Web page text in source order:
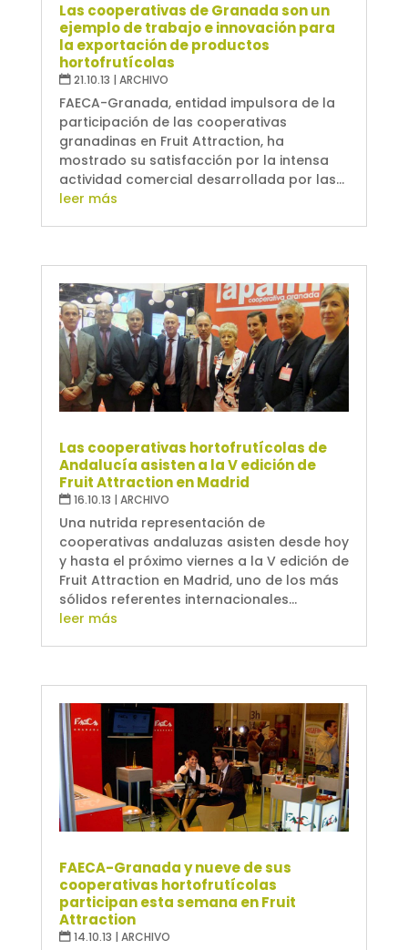
Las cooperativas de Granada son un
ejemplo de trabajo e innovación para
la exportación de productos
hortofrutícolas
21.10.13 | ARCHIVO
FAECA-Granada, entidad impulsora de la
participación de las cooperativas
granadinas en Fruit Attraction, ha
mostrado su satisfacción por la intensa
actividad comercial desarrollada por las...
leer más
Las cooperativas hortofrutícolas de
Andalucía asisten a la V edición de
Fruit Attraction en Madrid
16.10.13 | ARCHIVO
Una nutrida representación de
cooperativas andaluzas asisten desde hoy
y hasta el próximo viernes a la V edición de
Fruit Attraction en Madrid, uno de los más
sólidos referentes internacionales...
leer más
FAECA-Granada y nueve de sus
cooperativas hortofrutícolas
participan esta semana en Fruit
Attraction
14.10.13 | ARCHIVO